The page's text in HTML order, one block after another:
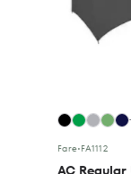
Fare•FA1112